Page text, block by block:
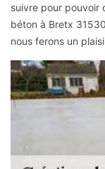
suivre pour pouvoir
béton à Bretx
nous ferons un